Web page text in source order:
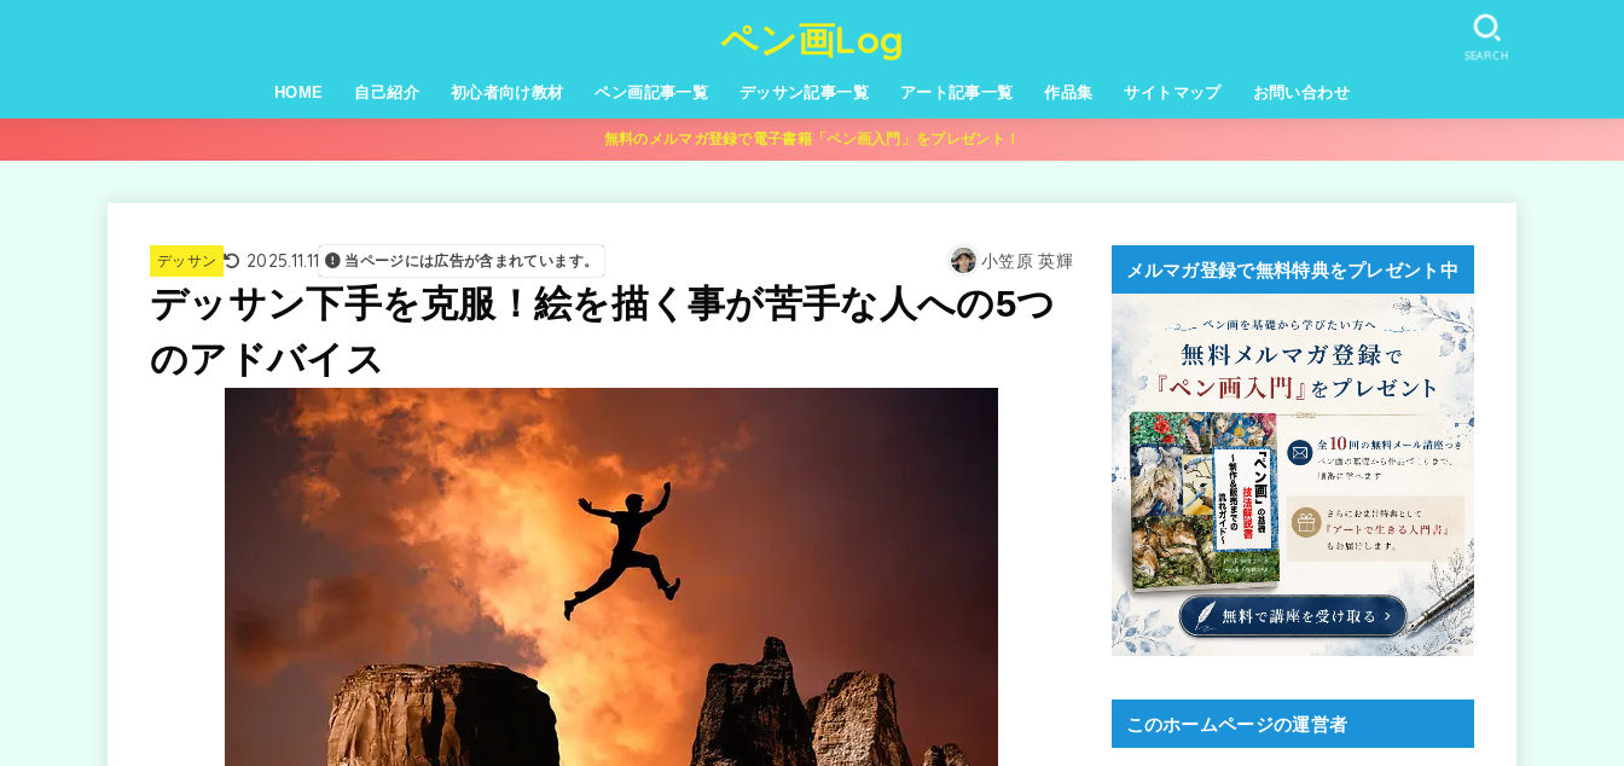
ペン画Log
HOME 自己紹介 初心者向け教材 ペン画記事一覧 デッサン記事一覧 アート記事一覧 作品集 サイトマップ お問い合わせ
SEARCH
無料のメルマガ登録で電子書籍「ペン画入門」をプレゼント！
デッサン 2025.11.11 当ページには広告が含まれています。 小笠原 英輝
デッサン下手を克服！絵を描く事が苦手な人への5つ
のアドバイス
メルマガ登録で無料特典をプレゼント中
このホームページの運営者